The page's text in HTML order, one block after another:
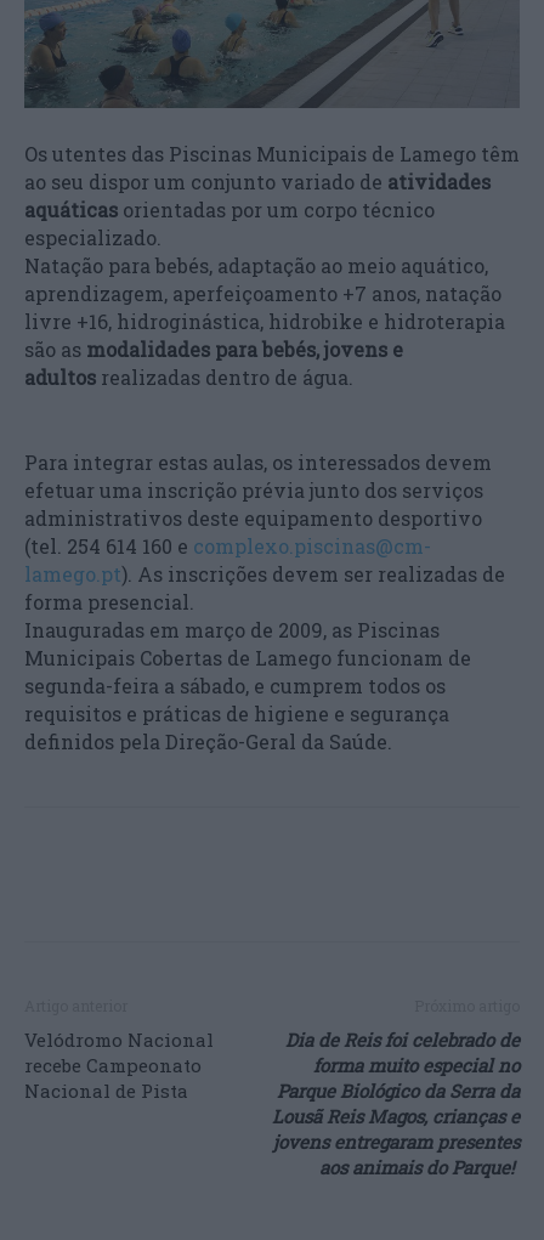
Os utentes das Piscinas Municipais de Lamego têm
ao seu dispor um conjunto variado de atividades
aquáticas orientadas por um corpo técnico
especializado.
Natação para bebés, adaptação ao meio aquático,
aprendizagem, aperfeiçoamento +7 anos, natação
livre +16, hidroginástica, hidrobike e hidroterapia
são as modalidades para bebés, jovens e
adultos realizadas dentro de água.
Para integrar estas aulas, os interessados devem
efetuar uma inscrição prévia junto dos serviços
administrativos deste equipamento desportivo
(tel. 254 614 160 e complexo.piscinas@cm-
lamego.pt). As inscrições devem ser realizadas de
forma presencial.
Inauguradas em março de 2009, as Piscinas
Municipais Cobertas de Lamego funcionam de
segunda-feira a sábado, e cumprem todos os
requisitos e práticas de higiene e segurança
definidos pela Direção-Geral da Saúde.
Velódromo Nacional
recebe Campeonato
Nacional de Pista
Dia de Reis foi celebrado de
forma muito especial no
Parque Biológico da Serra da
Lousã Reis Magos, crianças e
jovens entregaram presentes
aos animais do Parque!